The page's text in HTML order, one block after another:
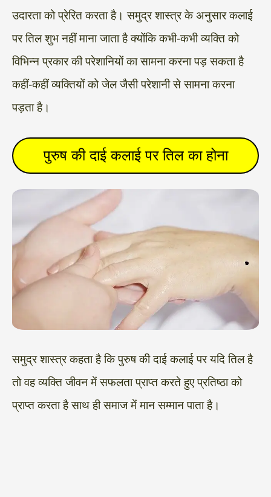
उदारता को प्रेरित करता है। समुद्र शास्त्र के अनुसार कलाई
पर तिल शुभ नहीं माना जाता है क्योंकि कभी-कभी व्यक्ति को
विभिन्न प्रकार की परेशानियों का सामना करना पड़ सकता है
कहीं-कहीं व्यक्तियों को जेल जैसी परेशानी से सामना करना
पड़ता है।
पुरुष की दाई कलाई पर तिल का होना
समुद्र शास्त्र कहता है कि पुरुष की दाई कलाई पर यदि तिल है
तो वह व्यक्ति जीवन में सफलता प्राप्त करते हुए प्रतिष्ठा को
प्राप्त करता है साथ ही समाज में मान सम्मान पाता है।